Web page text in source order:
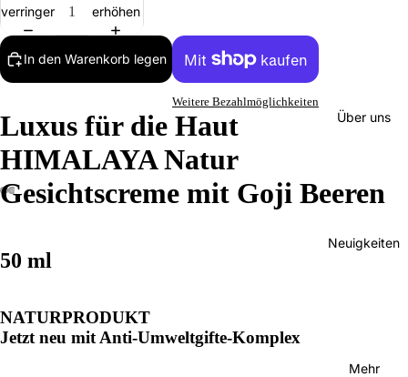
Über uns
Neuigkeiten
Mehr
verringern
erhöhen
In den Warenkorb legen
Weitere Bezahlmöglichkeiten
Luxus für die Haut
HIMALAYA Natur
Gesichtscreme mit Goji Beeren
50 ml
NATURPRODUKT
Jetzt neu mit Anti-Umweltgifte-Komplex